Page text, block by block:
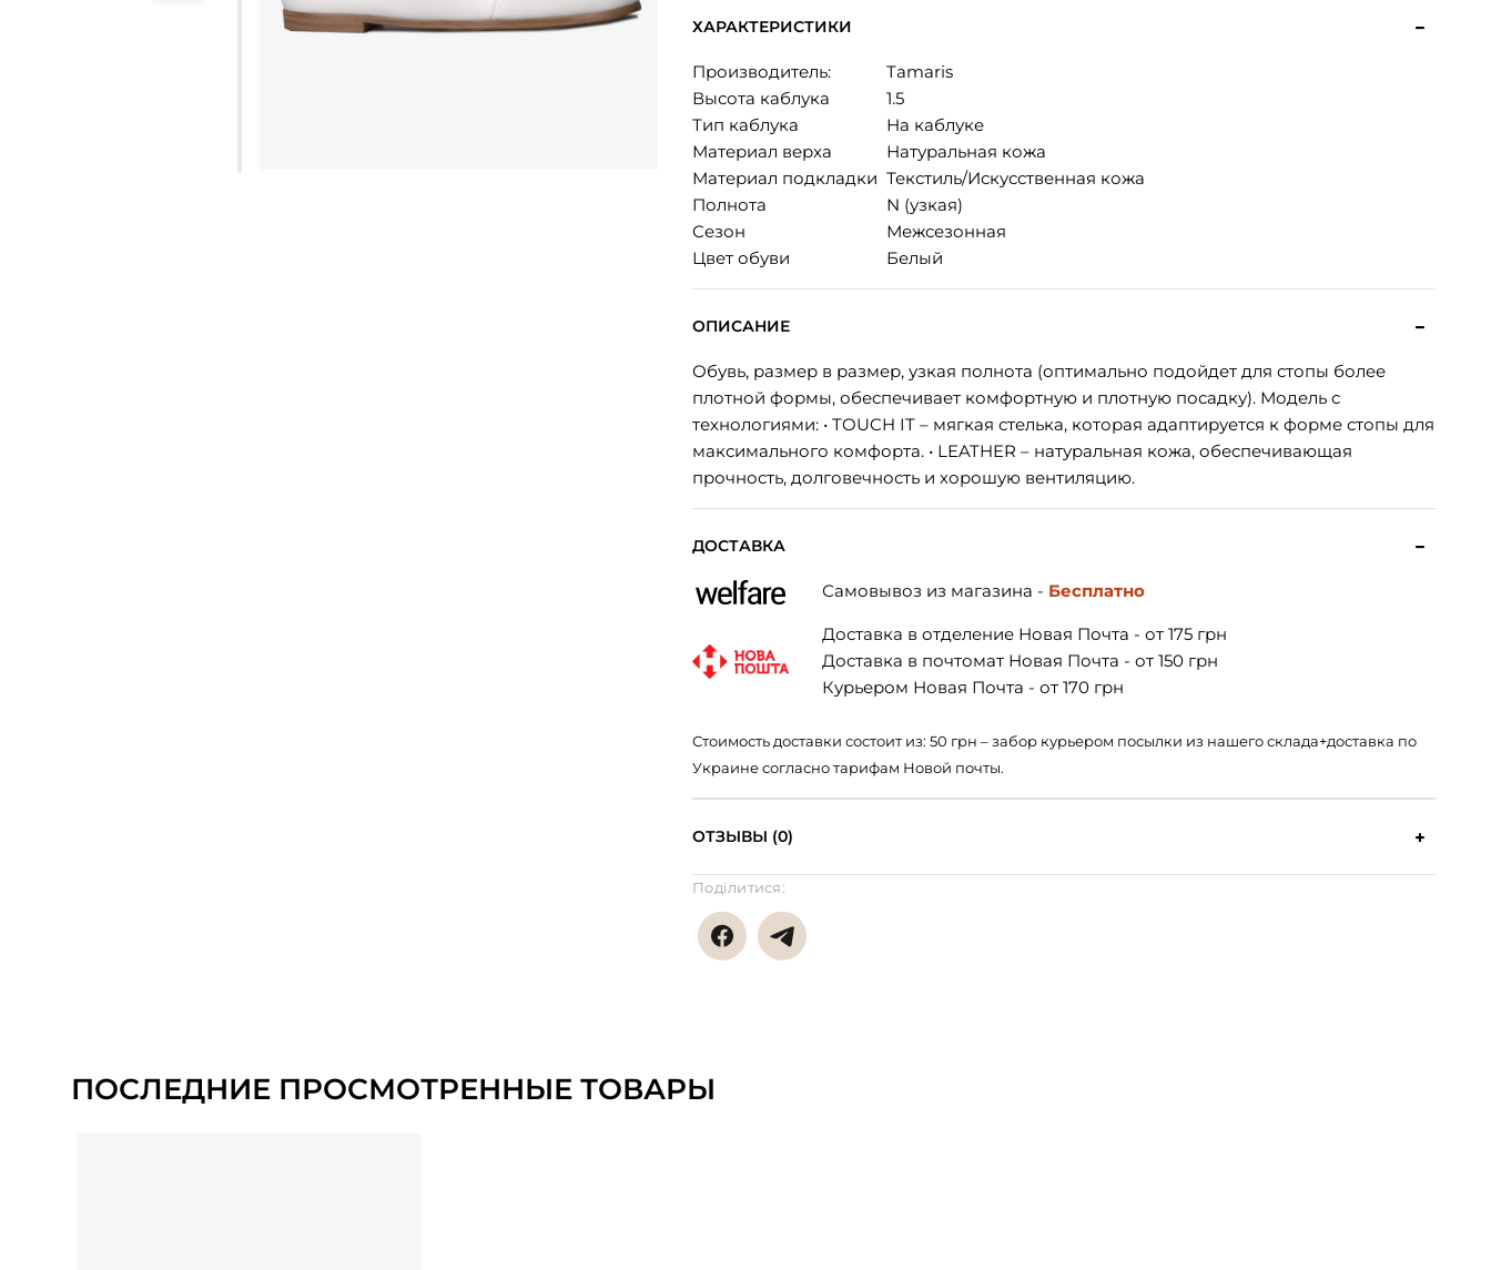
ХАРАКТЕРИСТИКИ
Производитель:
Tamaris
Высота каблука
1.5
Тип каблука
На каблуке
Материал верха
Натуральная кожа
Материал подкладки Текстиль/Искусственная кожа
Полнота
N (узкая)
Сезон
Межсезонная
Цвет обуви
Белый
ОПИСАНИЕ
Обувь, размер в размер, узкая полнота (оптимально подойдет для стопы более
плотной формы, обеспечивает комфортную и плотную посадку). Модель с
технологиями: • TOUCH IT – мягкая стелька, которая адаптируется к форме стопы для
максимального комфорта. • LEATHER – натуральная кожа, обеспечивающая
прочность, долговечность и хорошую вентиляцию.
ДОСТАВКА
Самовывоз из магазина - Бесплатно
Доставка в отделение Новая Почта - от 175 грн
Доставка в почтомат Новая Почта - от 150 грн
Курьером Новая Почта - от 170 грн
Стоимость доставки состоит из: 50 грн – забор курьером посылки из нашего склада+доставка по
Украине согласно тарифам Новой почты.
ОТЗЫВЫ (0)
Поділитися:
ПОСЛЕДНИЕ ПРОСМОТРЕННЫЕ ТОВАРЫ